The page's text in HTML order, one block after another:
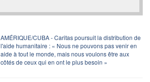
AMÉRIQUE/CUBA - Caritas poursuit la distribution de
l'aide humanitaire : « Nous ne pouvons pas venir en
aide à tout le monde, mais nous voulons être aux
côtés de ceux qui en ont le plus besoin »